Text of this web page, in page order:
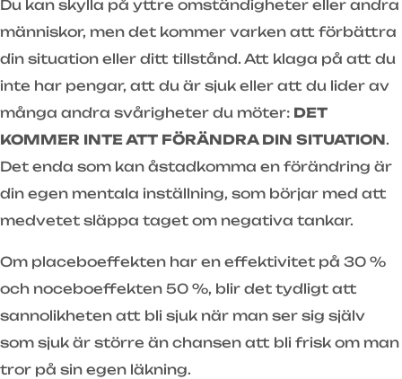
Du kan skylla på yttre omständigheter eller andra
människor, men det kommer varken att förbättra
din situation eller ditt tillstånd. Att klaga på att du
inte har pengar, att du är sjuk eller att du lider av
många andra svårigheter du möter: DET
KOMMER INTE ATT FÖRÄNDRA DIN SITUATION.
Det enda som kan åstadkomma en förändring är
din egen mentala inställning, som börjar med att
medvetet släppa taget om negativa tankar.
Om placeboeffekten har en effektivitet på 30 %
och noceboeffekten 50 %, blir det tydligt att
sannolikheten att bli sjuk när man ser sig själv
som sjuk är större än chansen att bli frisk om man
tror på sin egen läkning.